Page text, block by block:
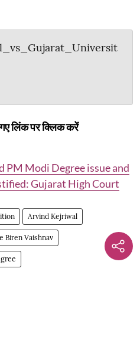
लिंक पर क्लिक करें
Modi Degree issue and
Gujarat High Court
Arvind Kejriwal
Biren Vaishnav